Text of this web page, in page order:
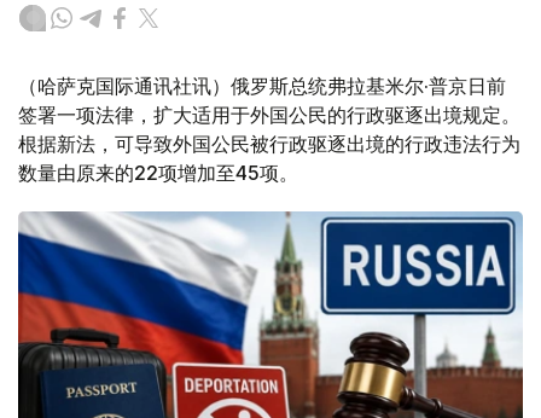
（哈萨克国际通讯社讯）俄罗斯总统弗拉基米尔·普京日前
签署一项法律，扩大适用于外国公民的行政驱逐出境规定。
根据新法，可导致外国公民被行政驱逐出境的行政违法行为
数量由原来的22项增加至45项。